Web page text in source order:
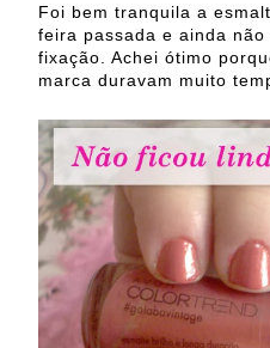
Foi bem tranquila a
feira passada e ainda
fixação. Achei ótimo
marca duravam muito